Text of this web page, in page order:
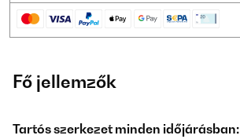
Fő jellemzők
Tartós szerkezet minden időjárásban: